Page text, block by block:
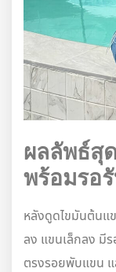
ผลลัพธ์สุ
พร้อมรอ
หลังดูดไขมันต้นแ
ลง แขนเล็กลง มี
ตรงรอยพับแขน แ